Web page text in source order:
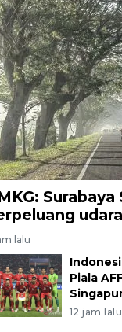
lalu
Piala
12 jam lalu